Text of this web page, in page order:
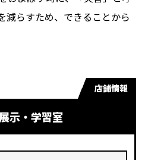
減らすため、できることから
店舗情報
示・学習室